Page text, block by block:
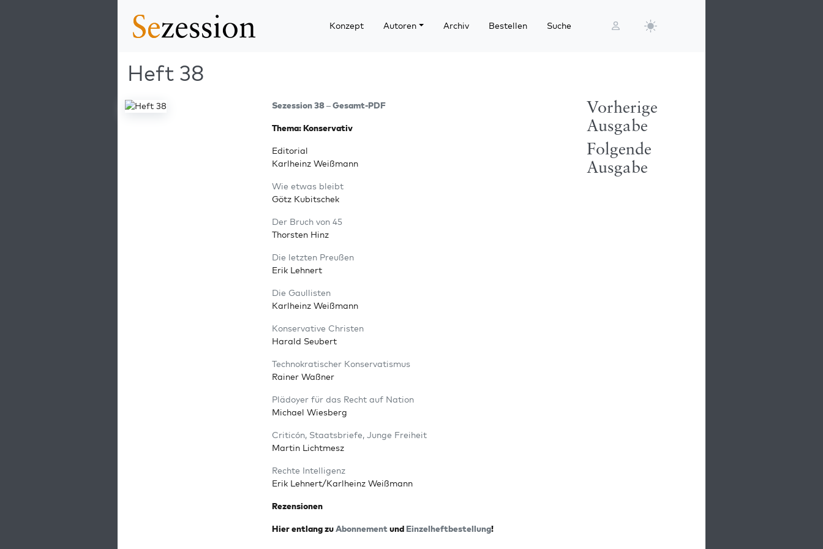
Konzept Autoren Archiv Bestellen Suche
Heft 38
Sezes­si­on 38 – Gesamt-PDF
The­ma: Konservativ
Edi­to­ri­al
Karl­heinz Weißmann
Wie etwas bleibt
Götz Kubitschek
Der Bruch von 45
Thors­ten Hinz
Die letz­ten Preußen
Erik Lehnert
Die Gaul­lis­ten
Karl­heinz Weißmann
Kon­ser­va­ti­ve Christen
Harald Seubert
Tech­no­kra­ti­scher Konservatismus
Rai­ner Waßner
Plä­doy­er für das Recht auf Nation
Micha­el Wiesberg
Cri­ticón, Staats­brie­fe, Jun­ge Freiheit
Mar­tin Lichtmesz
Rech­te Intelligenz
Erik Lehnert/Karlheinz Weißmann
Rezen­sio­nen
Hier ent­lang zuAbon­ne­mentund Ein­zel­heft­be­stel­lung!
Vorherige
Ausgabe
Folgende
Ausgabe